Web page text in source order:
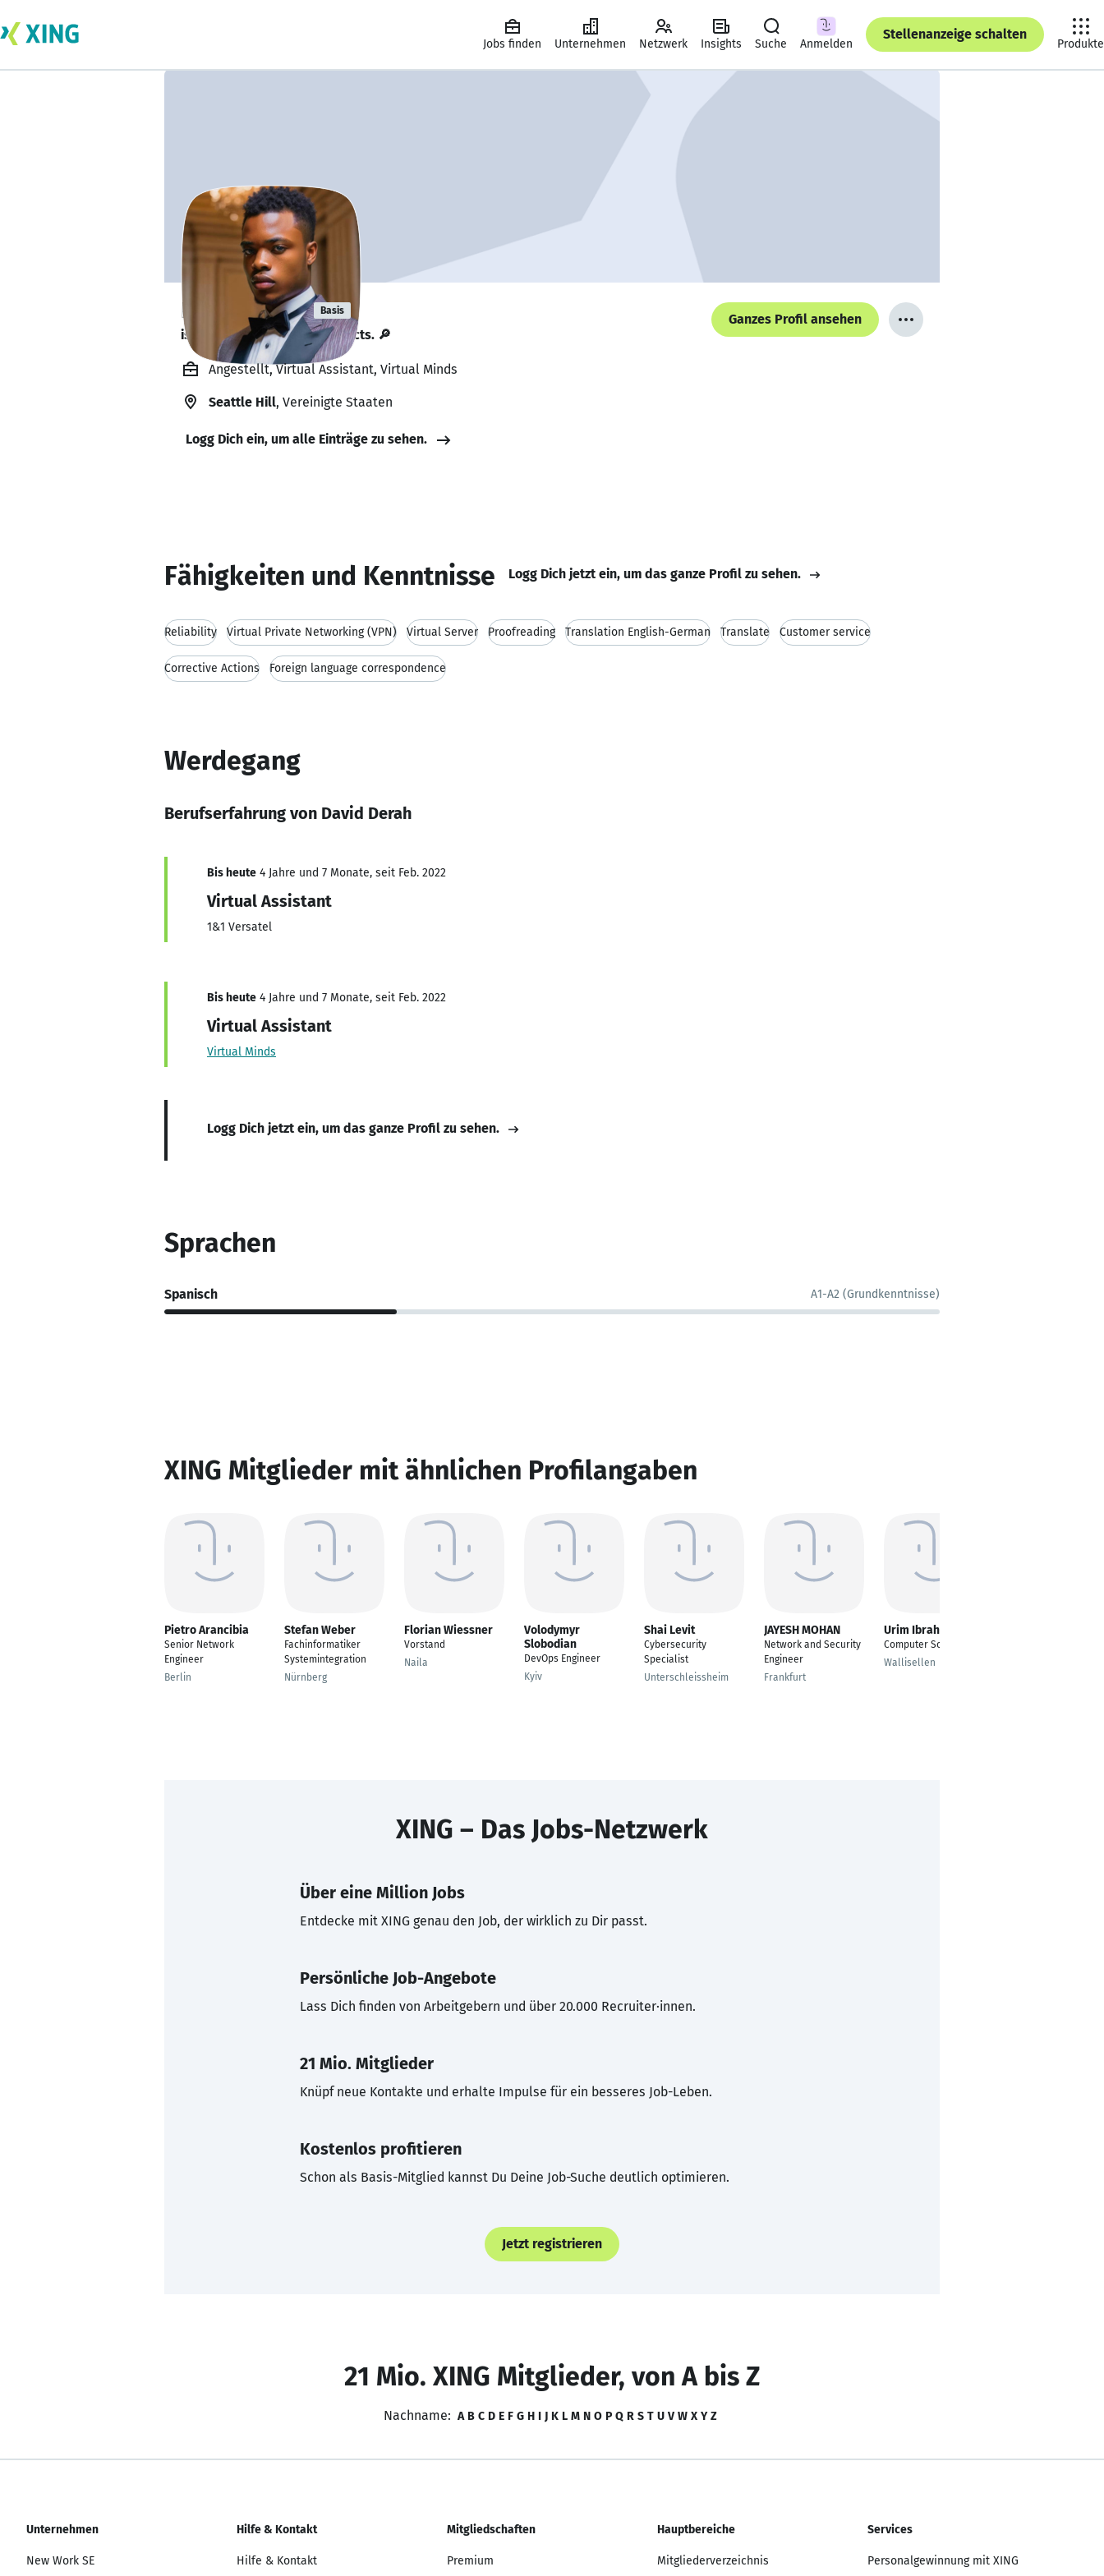
Jobs finden Unternehmen Netzwerk Insights Suche Anmelden
Stellenanzeige schalten
Produkte
David Derah Basis
is looking for freelance projects. 🔎
Ganzes Profil ansehen
Angestellt, Virtual Assistant, Virtual Minds
Seattle Hill, Vereinigte Staaten
Logg Dich ein, um alle Einträge zu sehen.
Fähigkeiten und Kenntnisse Logg Dich jetzt ein, um das ganze Profil zu sehen.
Reliability Virtual Private Networking (VPN) Virtual Server Proofreading Translation English-German Translate Customer service
Corrective Actions Foreign language correspondence
Werdegang
Berufserfahrung von David Derah
Bis heute 4 Jahre und 7 Monate, seit Feb. 2022
Virtual Assistant
1&1 Versatel
Bis heute 4 Jahre und 7 Monate, seit Feb. 2022
Virtual Assistant
Virtual Minds
Logg Dich jetzt ein, um das ganze Profil zu sehen.
Sprachen
Spanisch A1-A2 (Grundkenntnisse)
XING Mitglieder mit ähnlichen Profilangaben
Pietro Arancibia
Senior Network
Engineer
Berlin
Stefan Weber
Fachinformatiker
Systemintegration
Nürnberg
Florian Wiessner
Vorstand
Naila
Volodymyr
Slobodian
DevOps Engineer
Kyiv
Shai Levit
Cybersecurity
Specialist
Unterschleissheim
JAYESH MOHAN
Network and Security
Engineer
Frankfurt
Urim Ibrahimi
Computer Science
Wallisellen
XING – Das Jobs-Netzwerk
Über eine Million Jobs
Entdecke mit XING genau den Job, der wirklich zu Dir passt.
Persönliche Job-Angebote
Lass Dich finden von Arbeitgebern und über 20.000 Recruiter·innen.
21 Mio. Mitglieder
Knüpf neue Kontakte und erhalte Impulse für ein besseres Job-Leben.
Kostenlos profitieren
Schon als Basis-Mitglied kannst Du Deine Job-Suche deutlich optimieren.
Jetzt registrieren
21 Mio. XING Mitglieder, von A bis Z
Nachname: A B C D E F G H I J K L M N O P Q R S T U V W X Y Z
Unternehmen
New Work SE
Hilfe & Kontakt
Hilfe & Kontakt
Mitgliedschaften
Premium
Hauptbereiche
Mitgliederverzeichnis
Services
Personalgewinnung mit XING